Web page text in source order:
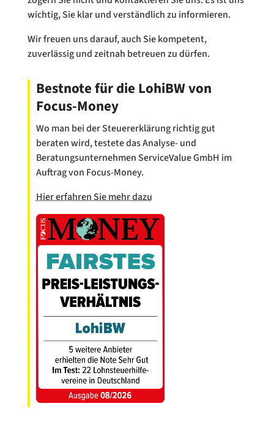
wichtig, Sie klar und verständlich zu informieren.
Wir freuen uns darauf, auch Sie kompetent,
zuverlässig und zeitnah betreuen zu dürfen.
Bestnote für die LohiBW von
Focus-Money
Wo man bei der Steuererklärung richtig gut
beraten wird, testete das Analyse- und
Beratungsunternehmen ServiceValue GmbH im
Auftrag von Focus-Money.
Hier erfahren Sie mehr dazu